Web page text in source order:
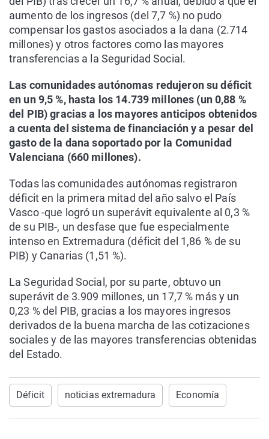
aumento de los ingresos (del 7,7 %) no pudo
compensar los gastos asociados a la dana (2.714
millones) y otros factores como las mayores
transferencias a la Seguridad Social.
Las comunidades autónomas redujeron su déficit
en un 9,5 %, hasta los 14.739 millones (un 0,88 %
del PIB) gracias a los mayores anticipos obtenidos
a cuenta del sistema de financiación y a pesar del
gasto de la dana soportado por la Comunidad
Valenciana (660 millones).
Todas las comunidades autónomas registraron
déficit en la primera mitad del año salvo el País
Vasco -que logró un superávit equivalente al 0,3 %
de su PIB-, un desfase que fue especialmente
intenso en Extremadura (déficit del 1,86 % de su
PIB) y Canarias (1,51 %).
La Seguridad Social, por su parte, obtuvo un
superávit de 3.909 millones, un 17,7 % más y un
0,23 % del PIB, gracias a los mayores ingresos
derivados de la buena marcha de las cotizaciones
sociales y de las mayores transferencias obtenidas
del Estado.
Déficit noticias extremadura Economía